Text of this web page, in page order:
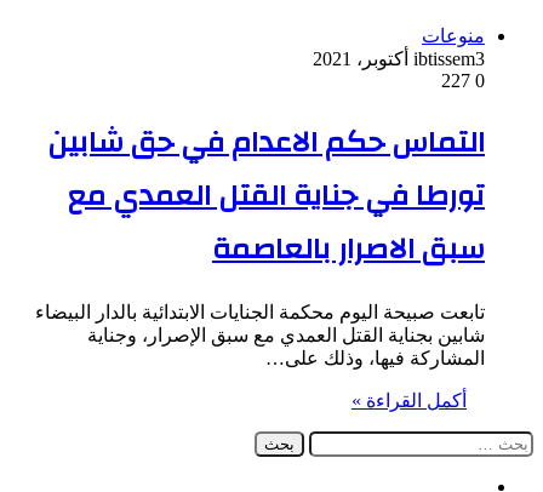
منوعات
ibtissem3 أكتوبر، 2021
0
التماس حكم الاعدام في حق شابين
تورطا في جناية القتل العمدي مع
سبق الاصرار بالعاصمة
تابعت صبيحة اليوم محكمة الجنايات الابتدائية بالدار البيضاء
شابين بجناية القتل العمدي مع سبق الإصرار، وجناية
المشاركة فيها، وذلك على…
أكمل القراءة »
البحث